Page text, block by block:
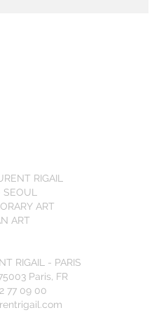
RIGAIL
SEOUL
ART
ART
RIGAIL - PARIS
Paris, FR
77 09 00